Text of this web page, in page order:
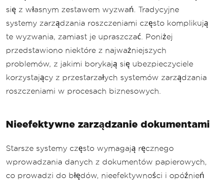
się z własnym zestawem wyzwań. Tradycyjne
systemy zarządzania roszczeniami często komplikują
te wyzwania, zamiast je upraszczać. Poniżej
przedstawiono niektóre z najważniejszych
problemów, z jakimi borykają się ubezpieczyciele
korzystający z przestarzałych systemów zarządzania
roszczeniami w procesach biznesowych.
Nieefektywne zarządzanie dokumentami
Starsze systemy często wymagają ręcznego
wprowadzania danych z dokumentów papierowych,
co prowadzi do błędów, nieefektywności i opóźnień